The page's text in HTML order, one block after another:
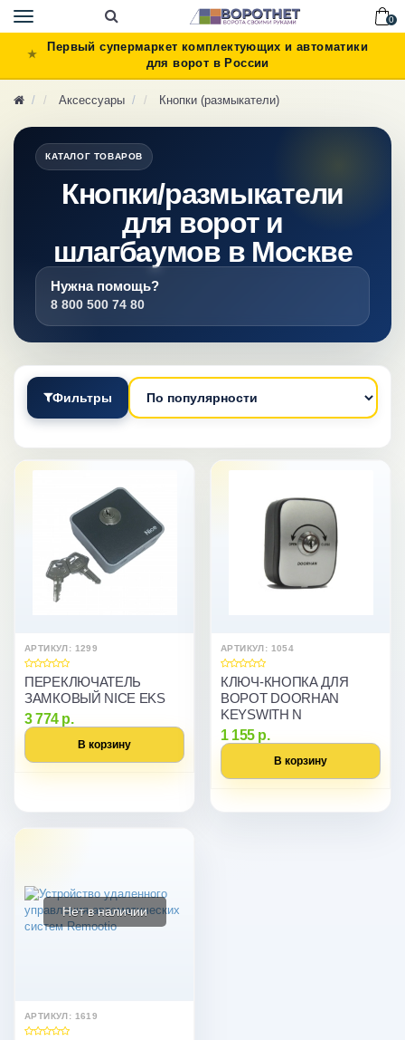
Toggle
navigation
0
Первый супермаркет комплектующих и автоматики
для ворот в России
Аксессуары Кнопки (размыкатели)
КАТАЛОГ ТОВАРОВ
Кнопки/размыкатели
для ворот и
шлагбаумов в Москве
Нужна помощь?
8 800 500 74 80
Фильтры
АРТИКУЛ: 1299
ПЕРЕКЛЮЧАТЕЛЬ
ЗАМКОВЫЙ NICE EKS
3 774 р.
В корзину
АРТИКУЛ: 1054
КЛЮЧ-КНОПКА ДЛЯ
ВОРОТ DOORHAN
KEYSWITH N
1 155 р.
В корзину
Нет в наличии
АРТИКУЛ: 1619